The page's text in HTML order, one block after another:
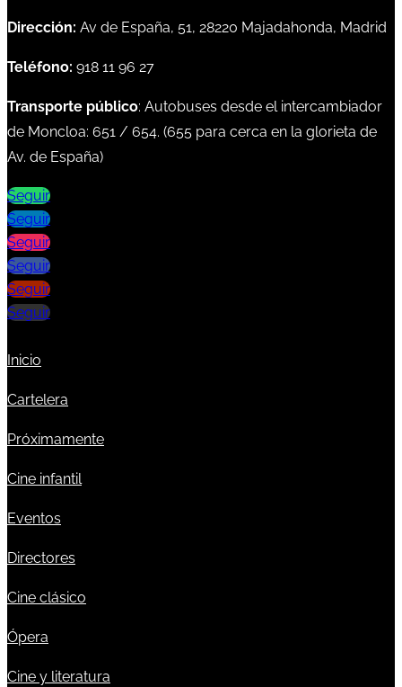
Dirección: Av de España, 51, 28220 Majadahonda, Madrid
Teléfono: 918 11 96 27
Transporte público: Autobuses desde el intercambiador
de Moncloa: 651 / 654. (655 para cerca en la glorieta de
Av. de España)
Seguir
Seguir
Seguir
Seguir
Seguir
Seguir
Inicio
Cartelera
Próximamente
Cine infantil
Eventos
Directores
Cine clásico
Ópera
Cine y literatura